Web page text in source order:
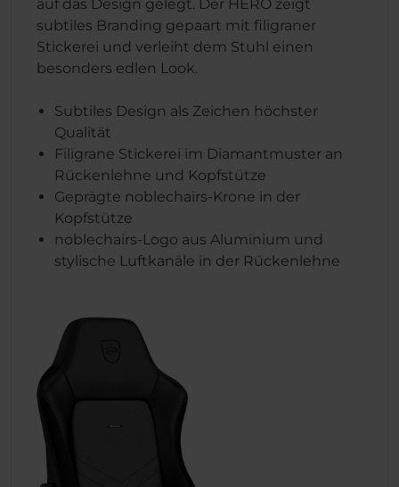
auf das Design gelegt. Der HERO zeigt
subtiles Branding gepaart mit filigraner
Stickerei und verleiht dem Stuhl einen
besonders edlen Look.
Subtiles Design als Zeichen höchster
Qualität
Filigrane Stickerei im Diamantmuster an
Rückenlehne und Kopfstütze
Geprägte noblechairs-Krone in der
Kopfstütze
noblechairs-Logo aus Aluminium und
stylische Luftkanäle in der Rückenlehne